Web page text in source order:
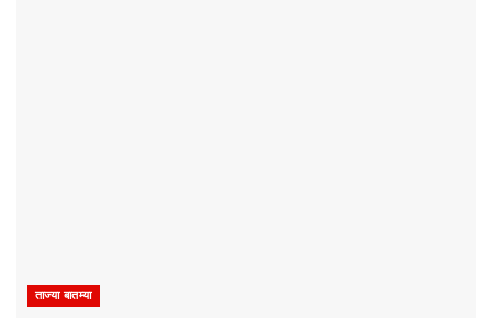
ताज्या बातम्या